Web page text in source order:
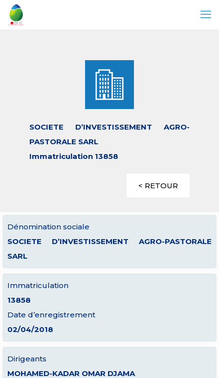
SOCIETE D’INVESTISSEMENT AGRO-
PASTORALE SARL
Immatriculation 13858
< RETOUR
Dénomination sociale
SOCIETE D’INVESTISSEMENT AGRO-PASTORALE
SARL
Immatriculation
13858
Date d’enregistrement
02/04/2018
Dirigeants
MOHAMED-KADAR OMAR DJAMA